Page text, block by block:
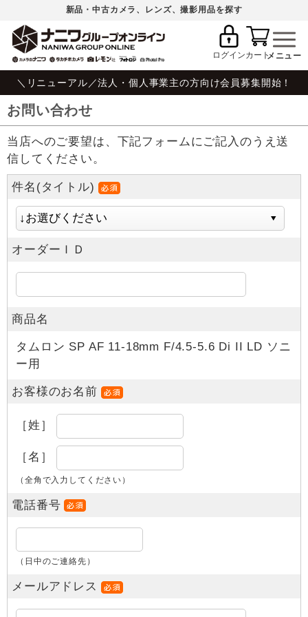
新品・中古カメラ、レンズ、撮影用品を探す
ログインカート
＼リニューアル／法人・個人事業主の方向け会員募集開始！
お問い合わせ
当店へのご要望は、下記フォームにご記入のうえ送
信してください。
件名(タイトル)
オーダーＩＤ
商品名
タムロン SP AF 11-18mm F/4.5-5.6 Di II LD ソニ
ー用
お客様のお名前
［姓］
［名］
（全角で入力してください）
電話番号
（日中のご連絡先）
メールアドレス